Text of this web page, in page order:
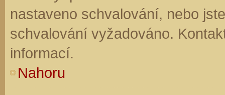
nastaveno schvalování, nebo
schvalování vyžadováno.
informací.
Nahoru